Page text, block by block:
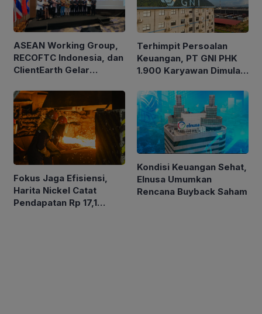
ASEAN Working Group,
RECOFTC Indonesia, dan
ClientEarth Gelar
untuk Memperkuat Tata
Kelola Perhutanan Sosial
Terhimpit Persoalan
Keuangan, PT GNI PHK
1.900 Karyawan Dimulai
Fokus Jaga Efisiensi,
Harita Nickel Catat
Pendapatan Rp 17,1
Kondisi Keuangan Sehat,
Elnusa Umumkan
Rencana Buyback Saham